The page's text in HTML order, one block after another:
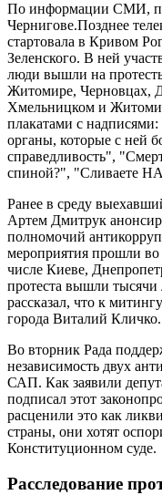
По информации СМИ,
Чернигове.Позднее
стартовала в Кривом
Зеленского. В ней
люди вышли на
Житомире, Черновцах,
Хмельницком и
плакатами с
органы, которые с ней
справедливость",
спиной?", "Сливаете
Ранее в среду
Артем Дмитрук
полномочий
мероприятия прошли
числе Киеве,
протеста вышли тысячи
рассказал, что к
города Виталий Кличко.
Во вторник Рада
независимость двух
САП. Как заявили
подписал этот
расценили это как
страны, они хотят
Конституционном суде.
Расследование